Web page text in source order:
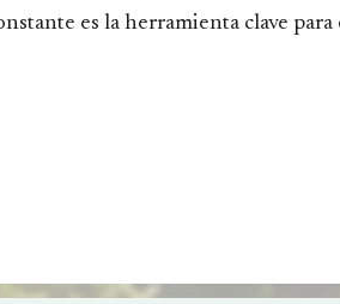
es la herramienta clave